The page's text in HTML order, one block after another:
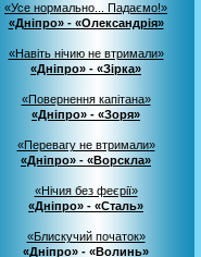
«Усе нормально... Падаємо!»
«Дніпро» - «Олександрія»
«Навіть нічию не втримали»
«Дніпро» - «Зірка»
«Повернення капітана»
«Дніпро» - «Зоря»
«Перевагу не втримали»
«Дніпро» - «Ворскла»
«Нічия без феєрії»
«Дніпро» - «Сталь»
«Блискучий початок»
«Дніпро» - «Волинь»